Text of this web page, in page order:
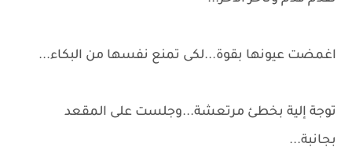
اغمضت عيونها بقوة...لكى تمنع نفسها من البكاء...
توجة إلية بخطئ مرتعشة...وجلست على المقعد
بجانبة...